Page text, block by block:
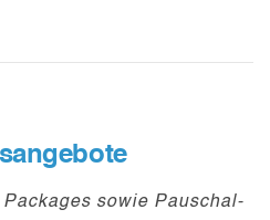
sowie Pauschal-